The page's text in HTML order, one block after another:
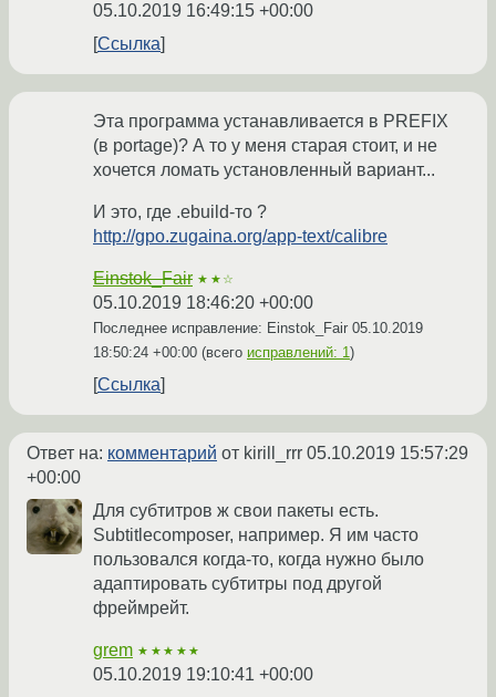
05.10.2019 16:49:15 +00:00
Ссылка
Эта программа устанавливается в PREFIX
(в portage)? А то у меня старая стоит, и не
хочется ломать установленный вариант...
И это, где .ebuild-то ?
http://gpo.zugaina.org/app-text/calibre
Einstok_Fair ★★☆
05.10.2019 18:46:20 +00:00
Последнее исправление: Einstok_Fair 05.10.2019
18:50:24 +00:00 (всего исправлений: 1)
Ссылка
Ответ на: комментарий от kirill_rrr 05.10.2019 15:57:29
+00:00
Для субтитров ж свои пакеты есть.
Subtitlecomposer, например. Я им часто
пользовался когда-то, когда нужно было
адаптировать субтитры под другой
фреймрейт.
grem ★★★★★
05.10.2019 19:10:41 +00:00